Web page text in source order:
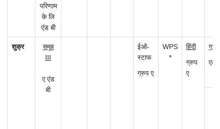
परिणाम
के लि
एंड बी
शुक्र
समूह
III
ए एंड
बी
ईओ-
स्टाफ
ग्रुप ए
WPS
*
हिंदी
ग्रुप
ए
एक